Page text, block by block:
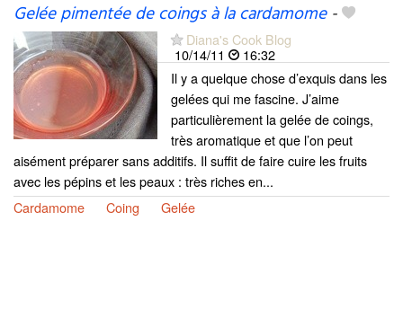
Gelée pimentée de coings à la cardamome-
Diana's Cook Blog
10/14/11
16:32
Il y a quelque chose d’exquis dans les
gelées qui me fascine. J’aime
particulièrement la gelée de coings,
très aromatique et que l’on peut
aisément préparer sans additifs. Il suffit de faire cuire les fruits
avec les pépins et les peaux : très riches en...
Cardamome
Coing Gelée